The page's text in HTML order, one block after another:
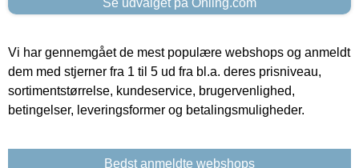
Vi har gennemgået de mest populære webshops og anmeldt
dem med stjerner fra 1 til 5 ud fra bl.a. deres prisniveau,
sortimentstørrelse, kundeservice, brugervenlighed,
betingelser, leveringsformer og betalingsmuligheder.
Bedst anmeldte webshops